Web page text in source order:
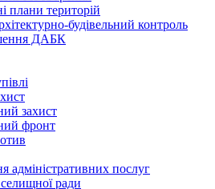
плани територій
будівельний контроль
ДАБК
захист
фронт
адміністративних послуг
ради